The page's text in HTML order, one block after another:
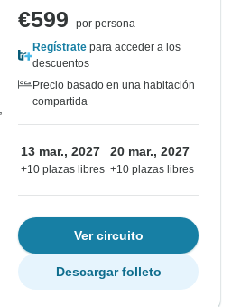
€599
por persona
Regístrate para acceder a los
descuentos
Precio basado en una habitación
compartida
13 mar., 2027
+10 plazas libres
20 mar., 2027
+10 plazas libres
Ver circuito
Descargar folleto